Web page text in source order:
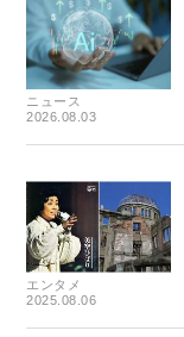
ニュース
2026.08.03
エンタメ
2025.08.06